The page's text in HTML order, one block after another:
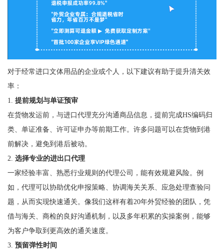
对于经常进口文体用品的企业或个人，以下建议有助于提升清关效
率：
1. 提前规划与单证预审
在货物发运前，与进口代理充分沟通商品信息，提前完成HS编码归
类、单证准备、许可证申办等前期工作。许多问题可以在货物到港
前解决，避免到港后被动。
2. 选择专业的进出口代理
一家经验丰富、熟悉行业规则的代理公司，能有效规避风险。例
如，代理可以协助优化申报策略、协调海关关系、应急处理查验问
题，从而实现快速通关。像我们这样有着20年外贸经验的团队，凭
借与海关、商检的良好沟通机制，以及多年积累的实操案例，能够
为客户争取到更高效的通关速度。
3. 预留弹性时间